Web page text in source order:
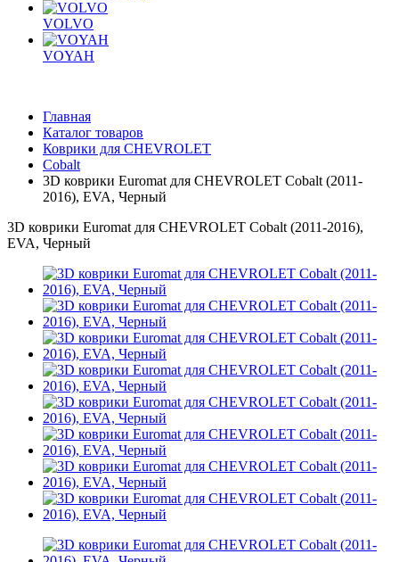
VOLVO
VOYAH
Главная
Каталог товаров
Коврики для CHEVROLET
Cobalt
3D коврики Euromat для CHEVROLET Cobalt (2011-
2016), EVA, Черный
3D коврики Euromat для CHEVROLET Cobalt (2011-2016),
EVA, Черный